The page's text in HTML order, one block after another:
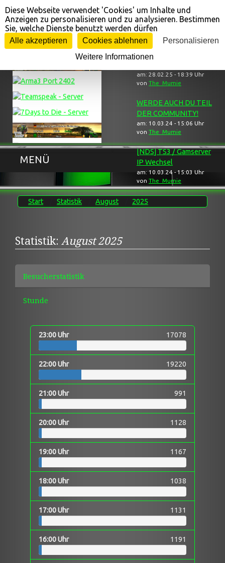
Gameserver ... ... Neuigkeiten
am: 28.02.25 - 18:39 Uhr
von The_Mumie
WERDE AUCH DU TEIL
DER COMMUNITY!
am: 10.03.24 - 15:06 Uhr
von The_Mumie
[NDS] TS3 / Gamserver
IP Wechsel
am: 10.03.24 - 15:03 Uhr
von The_Mumie
MENÜ
Start Statistik August 2025
Statistik: August 2025
Besucherstatistik
Stunde
23:00 Uhr 17078
22:00 Uhr 19220
21:00 Uhr 991
20:00 Uhr 1128
19:00 Uhr 1167
18:00 Uhr 1038
17:00 Uhr 1131
16:00 Uhr 1191
Cookie-Einstellungen
Diese Webseite verwendet 'Cookies' um Inhalte und
Anzeigen zu personalisieren und zu analysieren. Bestimmen
Sie, welche Dienste benutzt werden dürfen
Alle akzeptieren Cookies ablehnen
Personalisieren
Weitere Informationen